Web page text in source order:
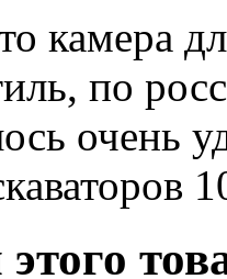
камера
по
очень